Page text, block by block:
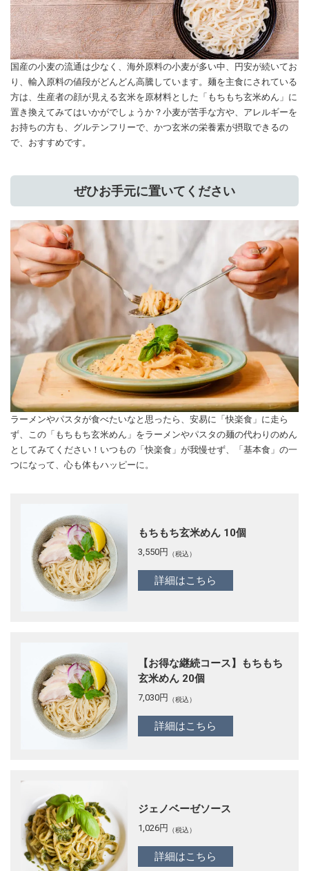
国産の小麦の流通は少なく、海外原料の小麦が多い中、円安が続いてお
り、輸入原料の値段がどんどん高騰しています。麺を主食にされている
方は、生産者の顔が見える玄米を原材料とした「もちもち玄米めん」に
置き換えてみてはいかがでしょうか？小麦が苦手な方や、アレルギーを
お持ちの方も、グルテンフリーで、かつ玄米の栄養素が摂取できるの
で、おすすめです。
ぜひお手元に置いてください
ラーメンやパスタが食べたいなと思ったら、安易に「快楽食」に走ら
ず、この「もちもち玄米めん」をラーメンやパスタの麺の代わりのめん
としてみてください！いつもの「快楽食」が我慢せず、「基本食」の一
つになって、心も体もハッピーに。
もちもち玄米めん 10個
3,550円 （税込）
詳細はこちら
【お得な継続コース】もちもち
玄米めん 20個
7,030円 （税込）
詳細はこちら
ジェノベーゼソース
1,026円 （税込）
詳細はこちら